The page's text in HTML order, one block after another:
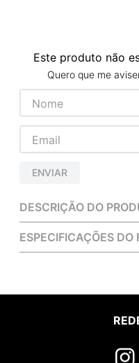
Este produto não
Quero que me
ENVIAR
DESCRIÇÃO DO
ESPECIFICAÇÕES DO